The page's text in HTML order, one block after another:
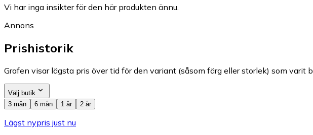
Vi har inga insikter för den här produkten ännu.
Annons
Prishistorik
Grafen visar lägsta pris över tid för den variant (såsom färg eller storlek) som
Välj butik
3 mån
6 mån 1 år 2 år
Lägst nypris just nu